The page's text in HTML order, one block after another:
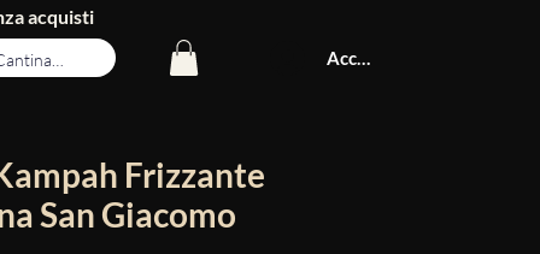
acquisti
Accedi
Frizzante
San Giacomo